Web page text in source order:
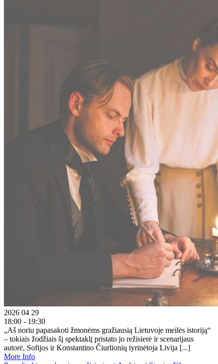
2026 04 29
18:00 - 19:30
„Aš noriu papasakoti žmonėms gražiausią Lietuvoje meilės istoriją“
– tokiais žodžiais šį spektaklį pristato jo režisierė ir scenarijaus
autorė, Sofijos ir Konstantino Čiurlionių tyrinėtoja Livija [...]
More Info